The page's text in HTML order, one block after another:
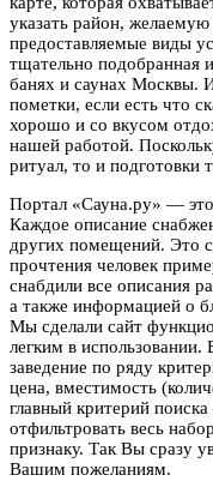
указать район,
предоставляемые виды
тщательно подобранная
банях и саунах Москвы.
пометки, если есть что
хорошо и со вкусом
нашей работой.
ритуал, то и подготовки
Портал «Сауна.ру» —
Каждое описание
других помещений. Это
прочтения человек
снабдили все описания
а также информацией о
Мы сделали сайт
легким в
заведение по ряду
цена, вместимость
главный критерий
отфильтровать весь
признаку. Так Вы сразу
Вашим пожеланиям.